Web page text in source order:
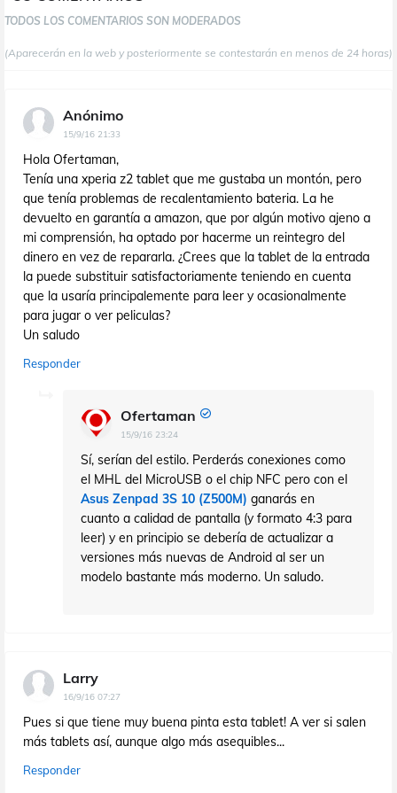
TODOS LOS COMENTARIOS SON MODERADOS
(Aparecerán en la web y posteriormente se contestarán en menos de 24 horas)
Anónimo
15/9/16 21:33
Hola Ofertaman,
Tenía una xperia z2 tablet que me gustaba un montón, pero
que tenía problemas de recalentamiento bateria. La he
devuelto en garantía a amazon, que por algún motivo ajeno a
mi comprensión, ha optado por hacerme un reintegro del
dinero en vez de repararla. ¿Crees que la tablet de la entrada
la puede substituir satisfactoriamente teniendo en cuenta
que la usaría principalemente para leer y ocasionalmente
para jugar o ver peliculas?
Un saludo
Responder
Ofertaman
15/9/16 23:24
Sí, serían del estilo. Perderás conexiones como
el MHL del MicroUSB o el chip NFC pero con el
Asus Zenpad 3S 10 (Z500M) ganarás en
cuanto a calidad de pantalla (y formato 4:3 para
leer) y en principio se debería de actualizar a
versiones más nuevas de Android al ser un
modelo bastante más moderno. Un saludo.
Larry
16/9/16 07:27
Pues si que tiene muy buena pinta esta tablet! A ver si salen
más tablets así, aunque algo más asequibles...
Responder